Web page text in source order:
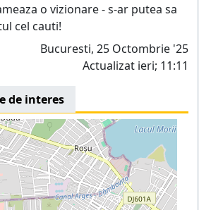
o vizionare - s-ar putea sa
cel cauti!
Bucuresti, 25 Octombrie '25
Actualizat ieri; 11:11
de interes